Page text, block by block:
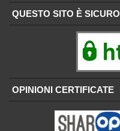
QUESTO SITO È SICURO
OPINIONI CERTIFICATE